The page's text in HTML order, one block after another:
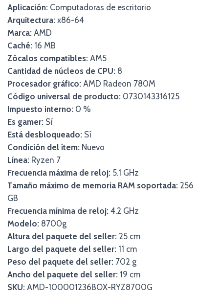
Aplicación: Computadoras de escritorio
Arquitectura: x86-64
Marca: AMD
Caché: 16 MB
Zócalos compatibles: AM5
Cantidad de núcleos de CPU: 8
Procesador gráfico: AMD Radeon 780M
Código universal de producto: 0730143316125
Impuesto interno: 0 %
Es gamer: Sí
Está desbloqueado: Sí
Condición del ítem: Nuevo
Línea: Ryzen 7
Frecuencia máxima de reloj: 5.1 GHz
Tamaño máximo de memoria RAM soportada: 256
GB
Frecuencia mínima de reloj: 4.2 GHz
Modelo: 8700g
Altura del paquete del seller: 25 cm
Largo del paquete del seller: 11 cm
Peso del paquete del seller: 702 g
Ancho del paquete del seller: 19 cm
SKU: AMD-100001236BOX-RYZ8700G